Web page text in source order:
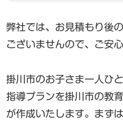
弊社では、お見積もり後
ございませんので、ご安心
掛川市のお子さま一人ひ
指導プランを掛川市の教
が作成いたします。まず